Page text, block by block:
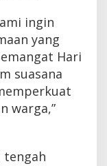
ingin
yang
Hari
suasana
warga,”
tengah